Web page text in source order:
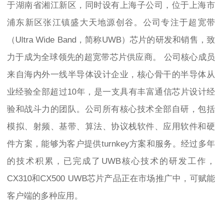
于湖南省湘江新区，同时设有上海子公司，位于上海市
浦东新区张江镇盛大天地源创谷。公司专注于超宽带
（Ultra Wide Band，简称UWB）芯片的研发和销售，致
力于成为全球领先的超宽带芯片供应商。 公司核心成员
来自海内外一线半导体设计企业，核心骨干的半导体从
业经验全部超过10年，是一支具有丰富通信芯片设计经
验和战斗力的团队。公司所有核心技术全部自研，包括
模拟、射频、基带、算法、协议栈软件、应用软件和硬
件方案，能够为客户提供turnkey方案和服务。经过多年
的技术积累，已完成了UWB核心技术的研发工作，
CX310和CX500 UWB芯片产品正在市场推广中，可赋能
客户端的多种应用。